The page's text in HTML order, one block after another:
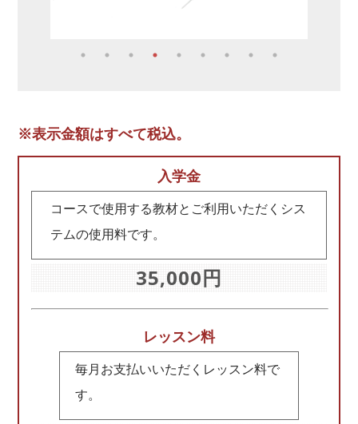
※表示金額はすべて税込。
入学金
コースで使用する教材とご利用いただくシス
テムの使用料です。
35,000円
レッスン料
毎月お支払いいただくレッスン料で
す。